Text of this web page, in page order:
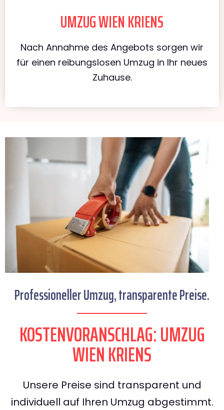
UMZUG WIEN KRIENS
Nach Annahme des Angebots sorgen wir
für einen reibungslosen Umzug in Ihr neues
Zuhause.
Professioneller Umzug, transparente Preise.
KOSTENVORANSCHLAG: UMZUG
WIEN KRIENS
Unsere Preise sind transparent und
individuell auf Ihren Umzug abgestimmt.